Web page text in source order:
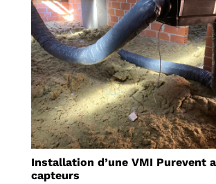
Installation d’une VMI Purevent
capteurs